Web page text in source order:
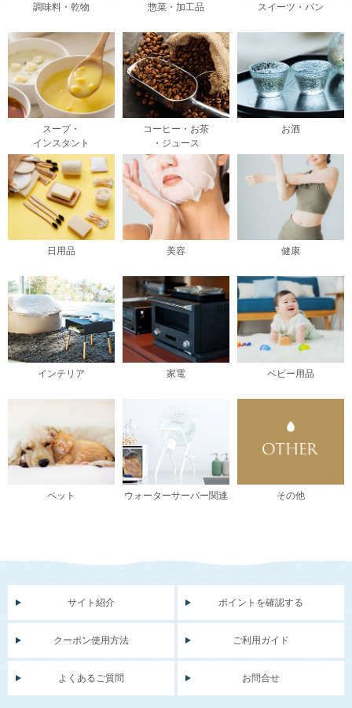
調味料・乾物 惣菜・加工品 スイーツ・パン
スープ・
インスタント
コーヒー・お茶
・ジュース
お酒
日用品 美容 健康
インテリア 家電 ベビー用品
ペット ウォーターサーバー関連 その他
サイト紹介 ポイントを確認する
クーポン使用方法 ご利用ガイド
よくあるご質問 お問合せ